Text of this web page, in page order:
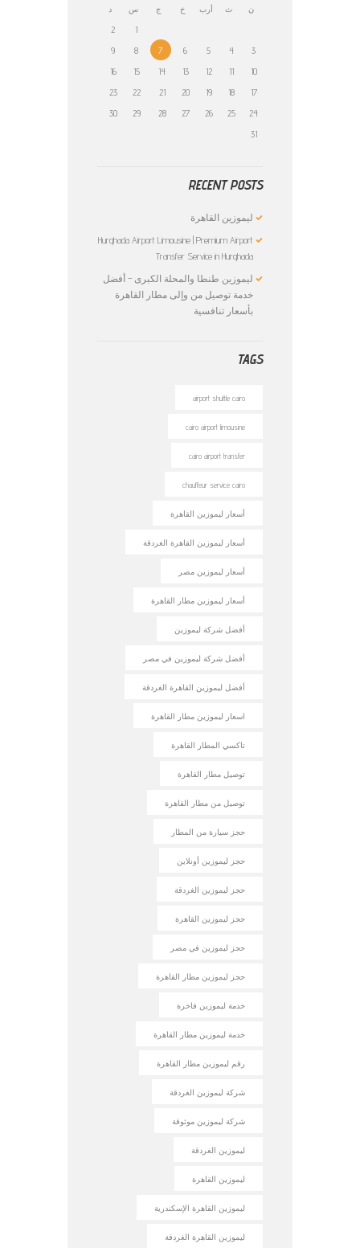
ن ث أرب خ ج س د
1
2
3
4
5
6
7
8
9
10
11
12
13
14
15
16
17
18
19
20
21
22
23
24
25
26
27
28
29
30
31
RECENT POSTS
ليموزين القاهرة
Hurghada Airport Limousine | Premium Airport
Transfer Service in Hurghada
ليموزين طنطا والمحلة الكبرى – أفضل
خدمة توصيل من وإلى مطار القاهرة
بأسعار تنافسية
TAGS
airport shuttle cairo
cairo airport limousine
cairo airport transfer
chauffeur service cairo
أسعار ليموزين القاهرة
أسعار ليموزين القاهرة الغردقة
أسعار ليموزين مصر
أسعار ليموزين مطار القاهرة
أفضل شركة ليموزين
أفضل شركة ليموزين في مصر
أفضل ليموزين القاهرة الغردقة
اسعار ليموزين مطار القاهرة
تاكسي المطار القاهرة
توصيل مطار القاهرة
توصيل من مطار القاهرة
حجز سيارة من المطار
حجز ليموزين أونلاين
حجز ليموزين الغردقة
حجز ليموزين القاهرة
حجز ليموزين في مصر
حجز ليموزين مطار القاهرة
خدمة ليموزين فاخرة
خدمة ليموزين مطار القاهرة
رقم ليموزين مطار القاهرة
شركة ليموزين الغردقة
شركة ليموزين موثوقة
ليموزين الغردقة
ليموزين القاهرة
ليموزين القاهرة الإسكندرية
ليموزين القاهرة الغردقة